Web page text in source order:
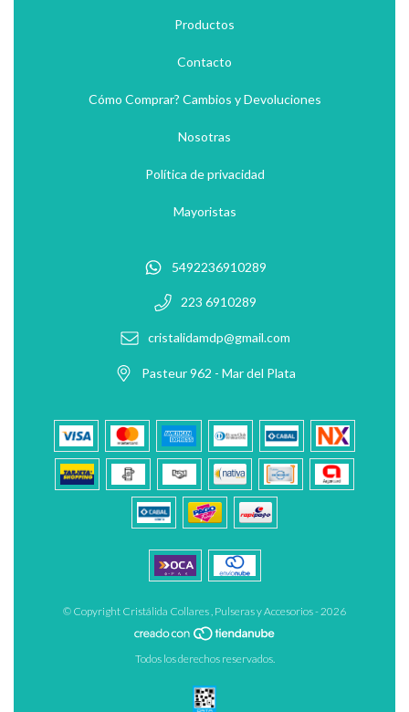
Productos
Contacto
Cómo Comprar? Cambios y Devoluciones
Nosotras
Política de privacidad
Mayoristas
5492236910289
223 6910289
cristalidamdp@gmail.com
Pasteur 962 - Mar del Plata
© Copyright Cristálida Collares , Pulseras y Accesorios - 2026
Todos los derechos reservados.